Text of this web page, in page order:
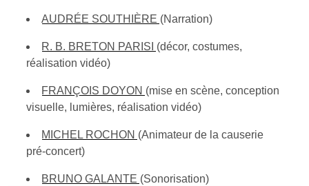
AUDRÉE SOUTHIÈRE (Narration)
R. B. BRETON PARISI (décor, costumes,
réalisation vidéo)
FRANÇOIS DOYON (mise en scène, conception
visuelle, lumières, réalisation vidéo)
MICHEL ROCHON (Animateur de la causerie
pré-concert)
BRUNO GALANTE (Sonorisation)